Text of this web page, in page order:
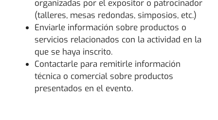
organizadas por el expositor o patrocinador
(talleres, mesas redondas, simposios, etc.)
Enviarle información sobre productos o
servicios relacionados con la actividad en la
que se haya inscrito.
Contactarle para remitirle información
técnica o comercial sobre productos
presentados en el evento.